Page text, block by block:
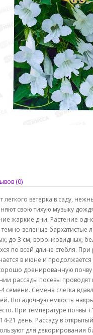
(0)
легкого ветерка в саду,
свою тихую музыку
жаркие дни. Растение
зеленые бархатистые
до 3 см, воронковидных,
по всей длине стебля.
в июне и
дренированную
рассады посевы проводят
семени. Семена слегка
Посадочную емкость
При температуре почвы
21 день. Рассаду в
для декорирования